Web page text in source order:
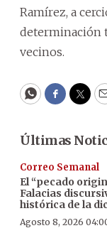
Ramírez, a
determinación
vecinos.
WhatsApp
Últimas
Correo Semanal
El “pecado
Falacias
histórica de la
Agosto 8, 2026